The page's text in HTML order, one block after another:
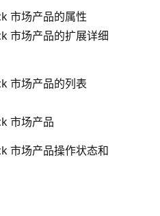
市场产品的属性
市场产品的扩展详细
市场产品的列表
市场产品
市场产品操作状态和